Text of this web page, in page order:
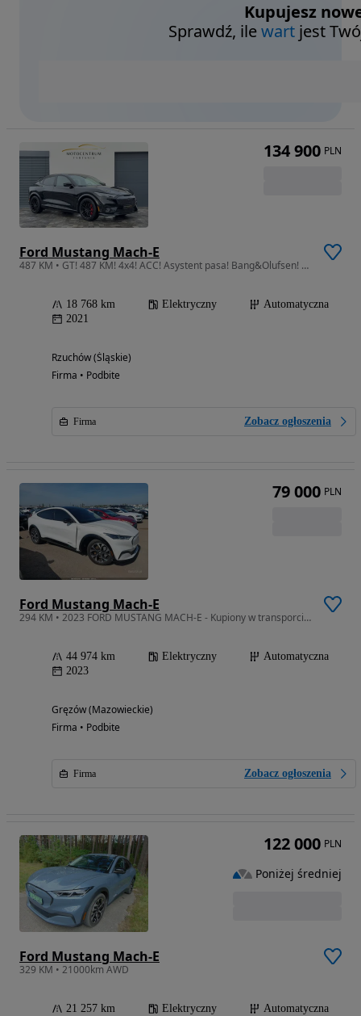
Kupujesz
Sprawdź, ilewart jest
Ford Mustang Mach-E
487 KM • GT! 487 KM! 4x4! ACC! Asystent pasa! Bang&Olufsen! Martwe pole!
18 768 km Elektryczny
Automatyczna
2021
Rzuchów (Śląskie)
Firma • Podbite
Firma Zobacz ogłoszenia
134 900 PLN
Ford Mustang Mach-E
294 KM • 2023 FORD MUSTANG MACH-E - Kupiony w transporcie do Polski
44 974 km Elektryczny
Automatyczna
2023
Gręzów (Mazowieckie)
Firma • Podbite
Firma Zobacz ogłoszenia
79 000 PLN
Ford Mustang Mach-E
329 KM • 21000km AWD
21 257 km Elektryczny
Automatyczna
122 000 PLN
Poniżej średniej